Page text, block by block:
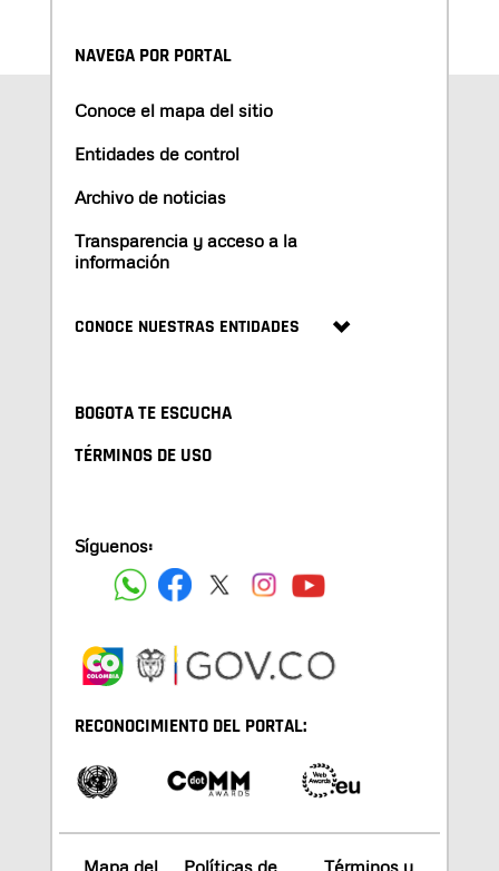
NAVEGA POR PORTAL
Conoce el mapa del sitio
Entidades de control
Archivo de noticias
Transparencia y acceso a la
información
CONOCE NUESTRAS ENTIDADES
BOGOTA TE ESCUCHA
TÉRMINOS DE USO
Síguenos:
RECONOCIMIENTO DEL PORTAL:
Mapa del Políticas de Términos y